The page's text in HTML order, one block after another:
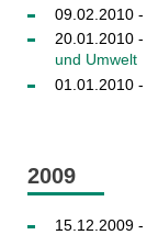
09.02.2010 -
20.01.2010 -
und Umwelt
01.01.2010 -
2009
15.12.2009 -